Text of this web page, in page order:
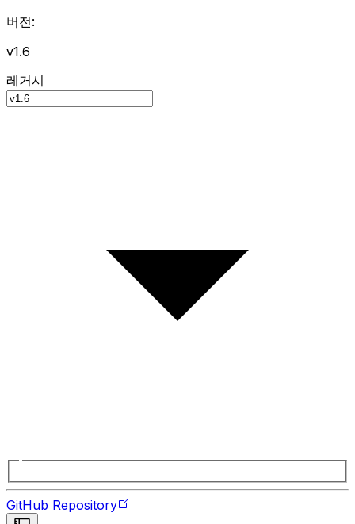
버전:
v1.6
레거시
GitHub Repository